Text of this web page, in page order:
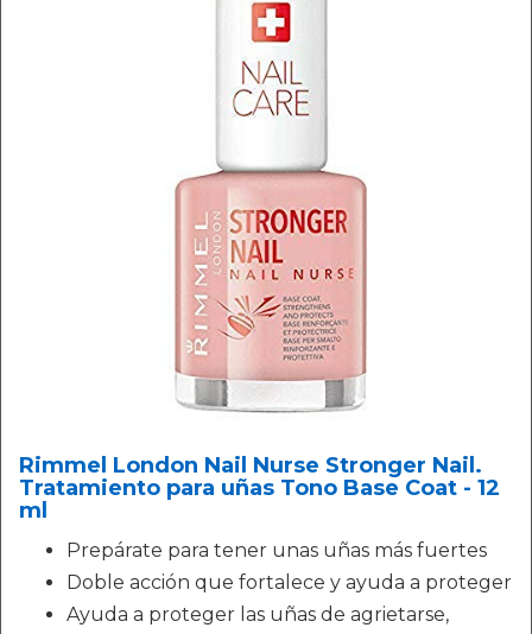
Rimmel London Nail Nurse Stronger Nail.
Tratamiento para uñas Tono Base Coat - 12
ml
Prepárate para tener unas uñas más fuertes
Doble acción que fortalece y ayuda a proteger
Ayuda a proteger las uñas de agrietarse,